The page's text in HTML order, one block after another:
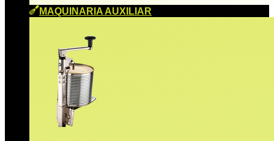
MAQUINARIA AUXILIAR